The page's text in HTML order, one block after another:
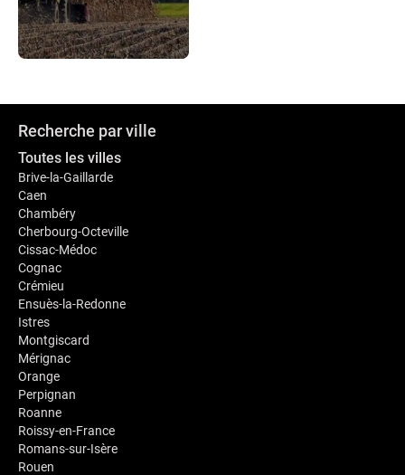
Recherche par ville
Toutes les villes
Brive-la-Gaillarde
Caen
Chambéry
Cherbourg-Octeville
Cissac-Médoc
Cognac
Crémieu
Ensuès-la-Redonne
Istres
Montgiscard
Mérignac
Orange
Perpignan
Roanne
Roissy-en-France
Romans-sur-Isère
Rouen